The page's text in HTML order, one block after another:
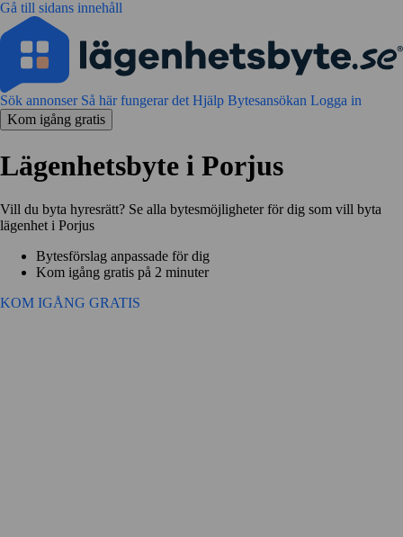
Gå till sidans innehåll
Sök annonser Så här fungerar det Hjälp Bytesansökan Logga in
Kom igång gratis
Lägenhetsbyte i Porjus
Vill du byta hyresrätt? Se alla bytesmöjligheter för dig som vill byta
lägenhet i Porjus
Bytesförslag anpassade för dig
Kom igång gratis på 2 minuter
KOM IGÅNG GRATIS